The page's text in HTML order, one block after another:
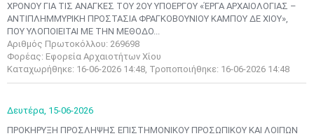
ΧΡΟΝΟΥ ΓΙΑ ΤΙΣ ΑΝΑΓΚΕΣ ΤΟΥ 2ΟΥ ΥΠΟΕΡΓΟΥ «ΈΡΓΑ ΑΡΧΑΙΟΛΟΓΙΑΣ –
ΑΝΤΙΠΛΗΜΜΥΡΙΚΗ ΠΡΟΣΤΑΣΙΑ ΦΡΑΓΚΟΒΟΥΝΙΟΥ ΚΑΜΠΟΥ ΔΕ ΧΙΟΥ»,
ΠΟΥ ΥΛΟΠΟΙΕΙΤΑΙ ΜΕ ΤΗΝ ΜΕΘΟΔΟ...
Αριθμός Πρωτοκόλλου: 269698
Φορέας: Εφορεία Αρχαιοτήτων Χίου
Καταχωρήθηκε: 16-06-2026 14:48, Τροποποιήθηκε: 16-06-2026 14:48
Δευτέρα, 15-06-2026
ΠΡΟΚΗΡΥΞΗ ΠΡΟΣΛΗΨΗΣ ΕΠΙΣΤΗΜΟΝΙΚΟΥ ΠΡΟΣΩΠΙΚΟΥ ΚΑΙ ΛΟΙΠΩΝ